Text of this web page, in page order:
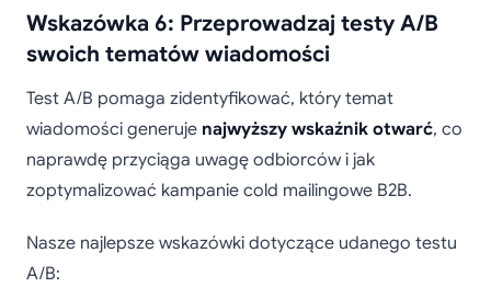
Wskazówka 6: Przeprowadzaj testy A/B
swoich tematów wiadomości
Test A/B pomaga zidentyfikować, który temat
wiadomości generuje najwyższy wskaźnik otwarć, co
naprawdę przyciąga uwagę odbiorców i jak
zoptymalizować kampanie cold mailingowe B2B.
Nasze najlepsze wskazówki dotyczące udanego testu
A/B: